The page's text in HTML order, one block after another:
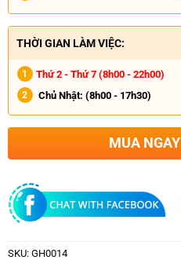
THỜI GIAN LÀM VIỆC:
Thứ 2 - Thứ 7 (8h00 - 22h00)
Chủ Nhật: (8h00 - 17h30)
MUA NGAY
SKU: GH0014